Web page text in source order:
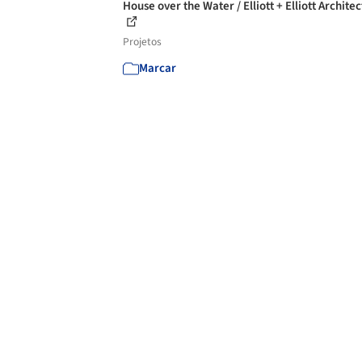
House over the Water / Elliott + Elliott
Projetos
Marcar